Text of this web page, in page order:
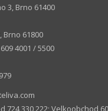
3, Brno 61400
Brno 61800
4001 / 5500
724 330 222; Velkoobchod